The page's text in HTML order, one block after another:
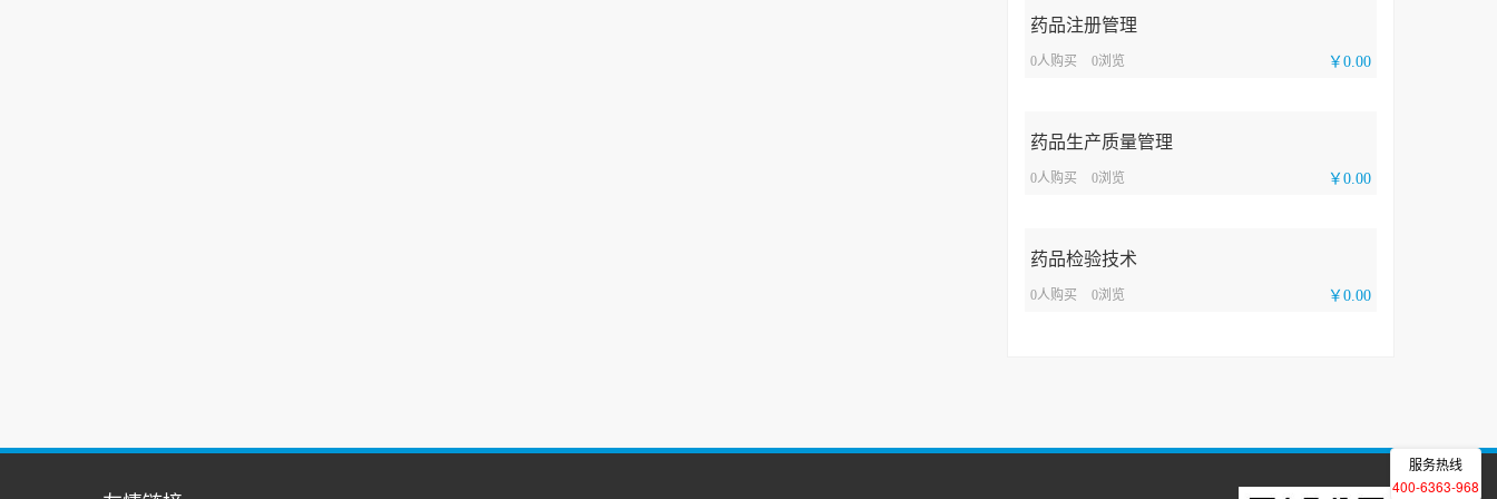
药品注册管理
￥0.00
0人购买 0浏览
药品生产质量管理
￥0.00
0人购买 0浏览
药品检验技术
￥0.00
0人购买 0浏览
服务热线
400-6363-968